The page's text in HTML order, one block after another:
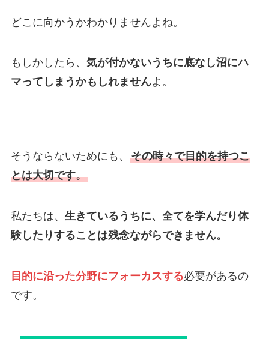
どこに向かうかわかりませんよね。
もしかしたら、 気が付かないうちに底なし沼にハ
マってしまうかもしれませんよ。
そうならないためにも、 その時々で目的を持つこ
とは大切です。
私たちは、 生きているうちに、全てを学んだり体
験したりすることは残念ながらできません。
目的に沿った分野にフォーカスする必要があるの
です。